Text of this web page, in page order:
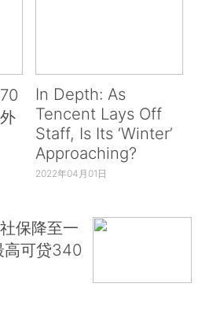
In Depth: As
Tencent Lays Off
Staff, Is Its ‘Winter’
Approaching?
2022年04月01日
保降至一
高可贷340